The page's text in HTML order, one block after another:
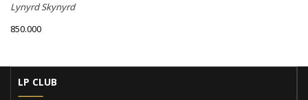
Lynyrd Skynyrd
850.000
LP CLUB